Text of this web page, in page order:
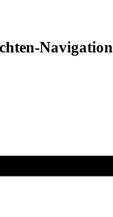
Navigation